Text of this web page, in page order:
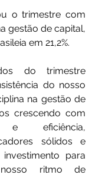
o trimestre com
gestão de capital,
em 21,2%.
do trimestre
do nosso
na gestão de
crescendo com
e eficiência,
sólidos e
para
ritmo de